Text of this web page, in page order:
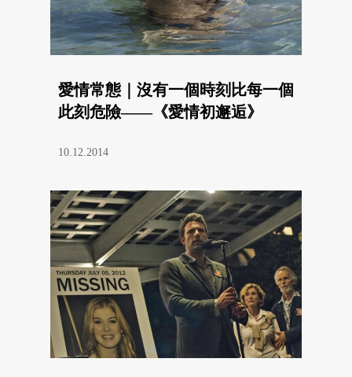
愛情常態｜沒有一個時刻比每一個
此刻危險——《愛情初邂逅》
10.12.2014